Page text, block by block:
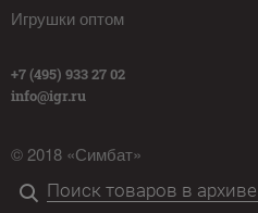
Игрушки оптом
+7 (495) 933 27 02
info@igr.ru
© 2018 «Симбат»